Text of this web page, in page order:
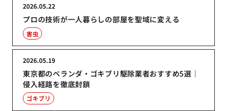
プロの技術が一人暮らしの部屋を聖域に変える
2026.05.22
害虫
東京都のベランダ・ゴキブリ駆除業者おすすめ5選｜
侵入経路を徹底封鎖
2026.05.19
ゴキブリ